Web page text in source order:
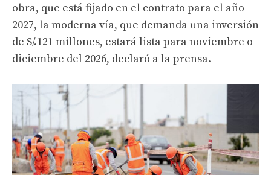
obra, que está fijado en el contrato para el año
2027, la moderna vía, que demanda una inversión
de S/.121 millones, estará lista para noviembre o
diciembre del 2026, declaró a la prensa.